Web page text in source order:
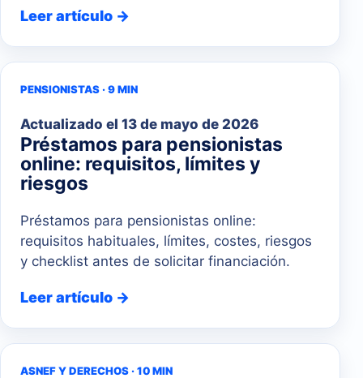
Leer artículo →
PENSIONISTAS · 9 MIN
Actualizado el 13 de mayo de 2026
Préstamos para pensionistas
online: requisitos, límites y
riesgos
Préstamos para pensionistas online:
requisitos habituales, límites, costes, riesgos
y checklist antes de solicitar financiación.
Leer artículo →
ASNEF Y DERECHOS · 10 MIN